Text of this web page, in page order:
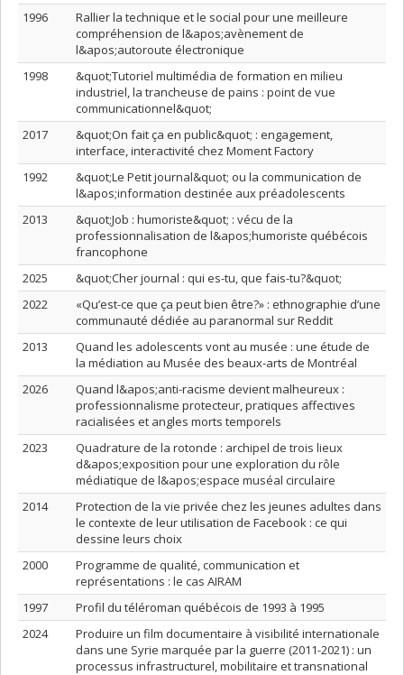
1996
Rallier la technique et le social pour une meilleure
compréhension de l&apos;avènement de
l&apos;autoroute électronique
1998
&quot;Tutoriel multimédia de formation en milieu
industriel, la trancheuse de pains : point de vue
communicationnel&quot;
2017
&quot;On fait ça en public&quot; : engagement,
interface, interactivité chez Moment Factory
1992
&quot;Le Petit journal&quot; ou la communication de
l&apos;information destinée aux préadolescents
2013
&quot;Job : humoriste&quot; : vécu de la
professionnalisation de l&apos;humoriste québécois
francophone
2025
&quot;Cher journal : qui es-tu, que fais-tu?&quot;
2022
«Qu’est-ce que ça peut bien être?» : ethnographie d’une
communauté dédiée au paranormal sur Reddit
2013
Quand les adolescents vont au musée : une étude de
la médiation au Musée des beaux-arts de Montréal
2026
Quand l&apos;anti-racisme devient malheureux :
professionnalisme protecteur, pratiques affectives
racialisées et angles morts temporels
2023
Quadrature de la rotonde : archipel de trois lieux
d&apos;exposition pour une exploration du rôle
médiatique de l&apos;espace muséal circulaire
2014
Protection de la vie privée chez les jeunes adultes dans
le contexte de leur utilisation de Facebook : ce qui
dessine leurs choix
2000
Programme de qualité, communication et
représentations : le cas AIRAM
1997
Profil du téléroman québécois de 1993 à 1995
2024
Produire un film documentaire à visibilité internationale
dans une Syrie marquée par la guerre (2011-2021) : un
processus infrastructurel, mobilitaire et transnational